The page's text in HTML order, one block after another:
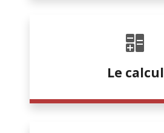
Le calcul